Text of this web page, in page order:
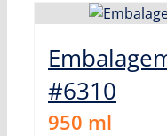
#6310
950 ml